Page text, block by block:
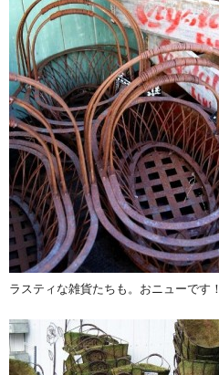
ラスティな雑貨たちも。おニューです！